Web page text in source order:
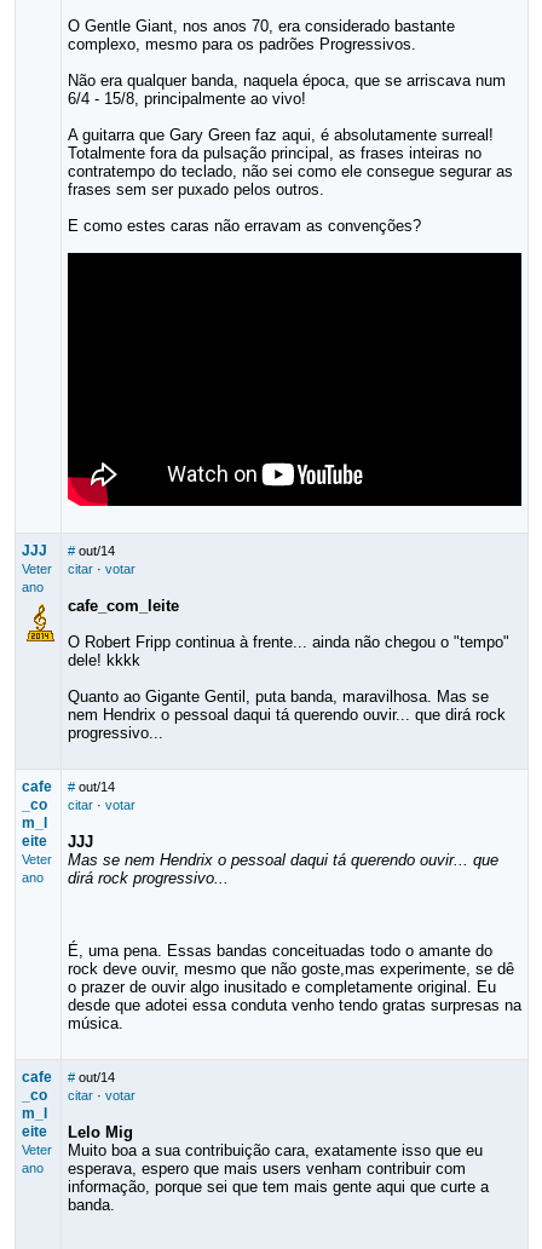
O Gentle Giant, nos anos 70, era considerado bastante
complexo, mesmo para os padrões Progressivos.
Não era qualquer banda, naquela época, que se arriscava num
6/4 - 15/8, principalmente ao vivo!
A guitarra que Gary Green faz aqui, é absolutamente surreal!
Totalmente fora da pulsação principal, as frases inteiras no
contratempo do teclado, não sei como ele consegue segurar as
frases sem ser puxado pelos outros.
E como estes caras não erravam as convenções?
JJJ
Veter
ano
# out/14
citar· votar
cafe_com_leite
O Robert Fripp continua à frente... ainda não chegou o "tempo"
dele! kkkk
Quanto ao Gigante Gentil, puta banda, maravilhosa. Mas se
nem Hendrix o pessoal daqui tá querendo ouvir... que dirá rock
progressivo...
cafe
_co
m_l
eite
Veter
ano
# out/14
citar· votar
JJJ
Mas se nem Hendrix o pessoal daqui tá querendo ouvir... que
dirá rock progressivo...
É, uma pena. Essas bandas conceituadas todo o amante do
rock deve ouvir, mesmo que não goste,mas experimente, se dê
o prazer de ouvir algo inusitado e completamente original. Eu
desde que adotei essa conduta venho tendo gratas surpresas na
música.
cafe
_co
m_l
eite
Veter
ano
# out/14
citar· votar
Lelo Mig
Muito boa a sua contribuição cara, exatamente isso que eu
esperava, espero que mais users venham contribuir com
informação, porque sei que tem mais gente aqui que curte a
banda.